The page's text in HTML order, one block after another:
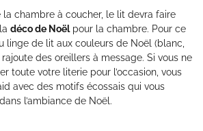
chambre à coucher, le lit devra faire
déco de Noëlpour la chambre. Pour ce
linge de lit aux couleurs de Noël (blanc,
des oreillers à message. Si vous ne
toute votre literie pour l’occasion, vous
avec des motifs écossais qui vous
l’ambiance de Noël.